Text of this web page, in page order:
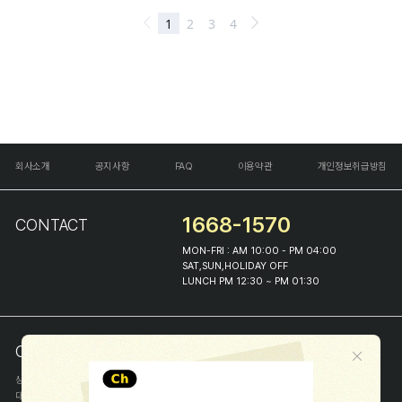
회사소개 공지사항 FAQ 이용약관 개인정보취급방침
CONTACT 1668-1570
MON-FRI : AM 10:00 - PM 04:00
SAT,SUN,HOLIDAY OFF
LUNCH PM 12:30 ~ PM 01:30
COMPANY INFO
상호
(주)해피프린스
대표